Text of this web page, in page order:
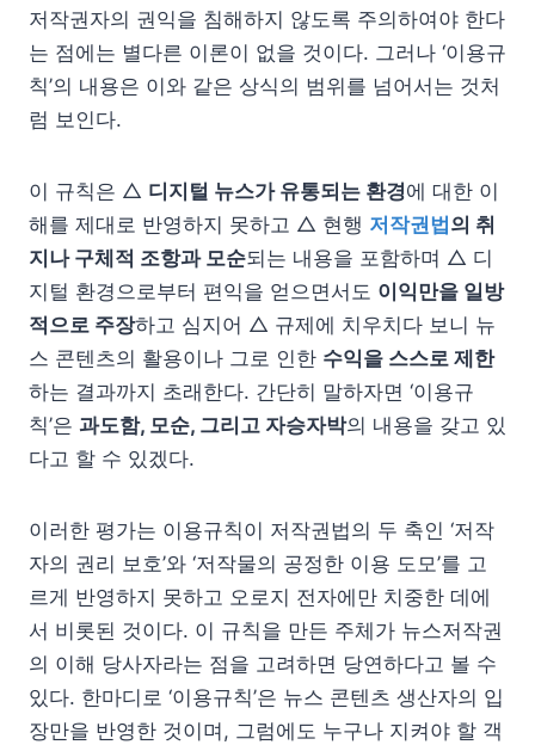
저작권자의 권익을 침해하지 않도록 주의하여야 한다
는 점에는 별다른 이론이 없을 것이다. 그러나 ‘이용규
칙’의 내용은 이와 같은 상식의 범위를 넘어서는 것처
럼 보인다.
이 규칙은 △ 디지털 뉴스가 유통되는 환경에 대한 이
해를 제대로 반영하지 못하고 △ 현행 저작권법 의 취
지나 구체적 조항과 모순되는 내용을 포함하며 △ 디
지털 환경으로부터 편익을 얻으면서도 이익만을 일방
적으로 주장하고 심지어 △ 규제에 치우치다 보니 뉴
스 콘텐츠의 활용이나 그로 인한 수익을 스스로 제한
하는 결과까지 초래한다. 간단히 말하자면 ‘이용규
칙’은 과도함, 모순, 그리고 자승자박의 내용을 갖고 있
다고 할 수 있겠다.
이러한 평가는 이용규칙이 저작권법의 두 축인 ‘저작
자의 권리 보호’와 ‘저작물의 공정한 이용 도모’를 고
르게 반영하지 못하고 오로지 전자에만 치중한 데에
서 비롯된 것이다. 이 규칙을 만든 주체가 뉴스저작권
의 이해 당사자라는 점을 고려하면 당연하다고 볼 수
있다. 한마디로 ‘이용규칙’은 뉴스 콘텐츠 생산자의 입
장만을 반영한 것이며, 그럼에도 누구나 지켜야 할 객